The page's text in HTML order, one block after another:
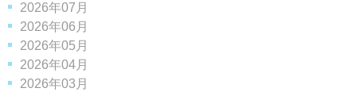
2026年07月
2026年06月
2026年05月
2026年04月
2026年03月